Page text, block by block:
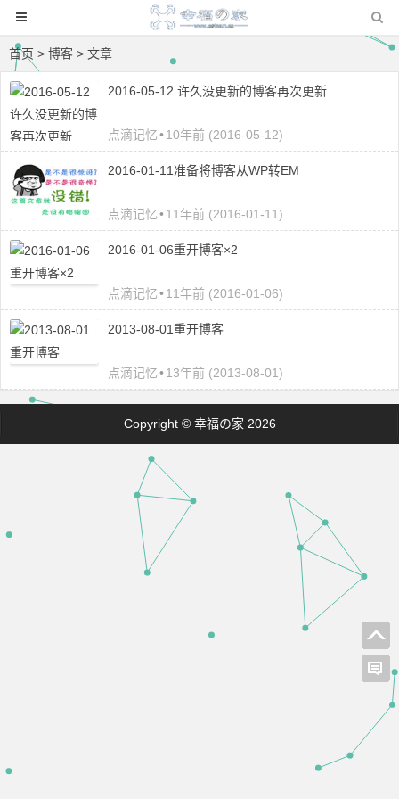
首页 > 博客 > 文章
2016-05-12 许久没更新的博客再次更新
点滴记忆•10年前 (2016-05-12)
2016-01-11准备将博客从WP转EM
点滴记忆•11年前 (2016-01-11)
2016-01-06重开博客×2
点滴记忆•11年前 (2016-01-06)
2013-08-01重开博客
点滴记忆•13年前 (2013-08-01)
Copyright © 幸福の家 2026